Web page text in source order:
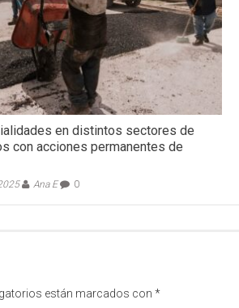
en distintos sectores de
con acciones permanentes de
Ana E 0
están marcados con *